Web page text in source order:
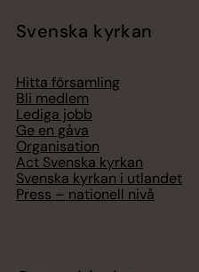
Svenska kyrkan
Hitta församling
Bli medlem
Lediga jobb
Ge en gåva
Organisation
Act Svenska kyrkan
Svenska kyrkan i utlandet
Press – nationell nivå